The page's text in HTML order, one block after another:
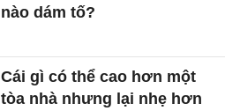
nào dám tố?
Cái gì có thể cao hơn một
tòa nhà nhưng lại nhẹ hơn